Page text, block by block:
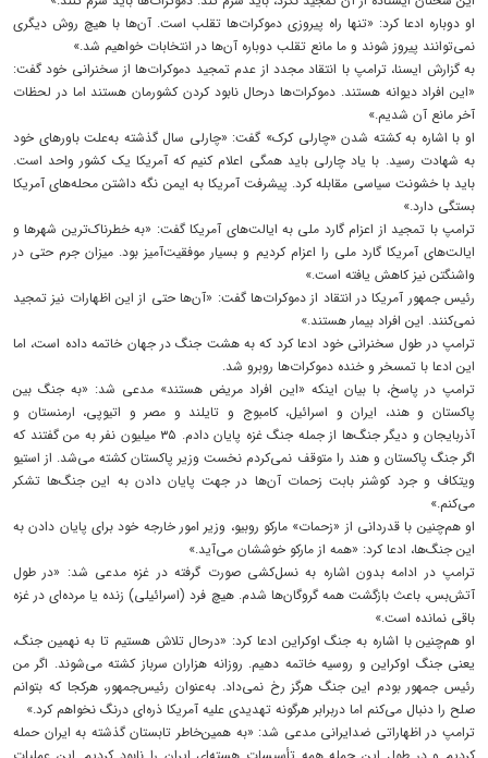
او دوباره ادعا کرد: «تنها راه پیروزی دموکرات‌ها تقلب است. آن‌ها با هیچ روش دیگری
نمی‌توانند پیروز شوند و ما مانع تقلب دوباره آن‌ها در انتخابات خواهیم شد.»
به گزارش ایسنا، ترامپ با انتقاد مجدد از عدم تمجید دموکرات‌ها از سخنرانی خود گفت:
«این افراد دیوانه هستند. دموکرات‌ها درحال نابود کردن کشورمان هستند اما در لحظات
آخر مانع آن شدیم.»
او با اشاره به کشته شدن «چارلی کرک» گفت: «چارلی سال گذشته به‌علت باورهای خود
به شهادت رسید. با یاد چارلی باید همگی اعلام کنیم که آمریکا یک کشور واحد است.
باید با خشونت سیاسی مقابله کرد. پیشرفت آمریکا به ایمن نگه داشتن محله‌های آمریکا
بستگی دارد.»
ترامپ با تمجید از اعزام گارد ملی به ایالت‌های آمریکا گفت: «به خطرناک‌ترین شهرها و
ایالت‌های آمریکا گارد ملی را اعزام کردیم و بسیار موفقیت‌آمیز بود. میزان جرم حتی در
واشنگتن نیز کاهش یافته است.»
رئیس جمهور آمریکا در انتقاد از دموکرات‌ها گفت: «آن‌ها حتی از این اظهارات نیز تمجید
نمی‌کنند. این افراد بیمار هستند.»
ترامپ در طول سخنرانی خود ادعا کرد که به هشت جنگ در جهان خاتمه داده است، اما
این ادعا با تمسخر و خنده دموکرات‌ها روبرو شد.
ترامپ در پاسخ، با بیان اینکه «این افراد مریض هستند» مدعی شد: «به جنگ بین
پاکستان و هند، ایران و اسرائیل، کامبوج و تایلند و مصر و اتیوپی، ارمنستان و
آذربایجان و دیگر جنگ‌ها از جمله جنگ غزه پایان دادم. ۳۵ میلیون نفر به من گفتند که
اگر جنگ پاکستان و هند را متوقف نمی‌کردم نخست وزیر پاکستان کشته می‌شد. از استیو
ویتکاف و جرد کوشنر بابت زحمات آن‌ها در جهت پایان دادن به این جنگ‌ها تشکر
می‌کنم.»
او هم‌چنین با قدردانی از «زحمات» مارکو روبیو، وزیر امور خارجه خود برای پایان دادن به
این جنگ‌ها، ادعا کرد: «همه از مارکو خوششان می‌آید.»
ترامپ در ادامه بدون اشاره به نسل‌کشی صورت گرفته در غزه مدعی شد: «در طول
آتش‌بس، باعث بازگشت همه گروگان‌ها شدم. هیچ فرد (اسرائیلی) زنده یا مرده‌ای در غزه
باقی نمانده است.»
او هم‌چنین با اشاره به جنگ اوکراین ادعا کرد: «درحال تلاش هستیم تا به نهمین جنگ،
یعنی جنگ اوکراین و روسیه خاتمه دهیم. روزانه هزاران سرباز کشته می‌شوند. اگر من
رئیس جمهور بودم این جنگ هرگز رخ نمی‌داد. به‌عنوان رئیس‌جمهور، هرکجا که بتوانم
صلح را دنبال می‌کنم اما دربرابر هرگونه تهدیدی علیه آمریکا ذره‌ای درنگ نخواهم کرد.»
ترامپ در اظهاراتی ضدایرانی مدعی شد: «به همین‌خاطر تابستان گذشته به ایران حمله